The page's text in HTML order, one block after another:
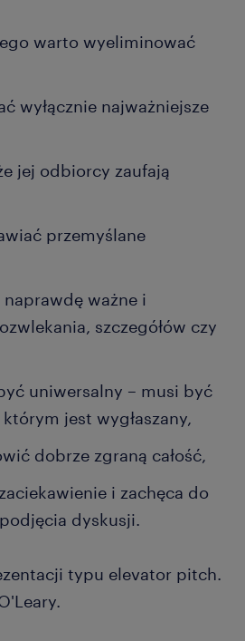
warto wyeliminować
wyłącznie najważniejsze
jej odbiorcy zaufają
przemyślane
ważne i
szczegółów czy
uniwersalny – musi być
jest wygłaszany,
dobrze zgraną całość,
i zachęca do
dyskusji.
typu elevator pitch.